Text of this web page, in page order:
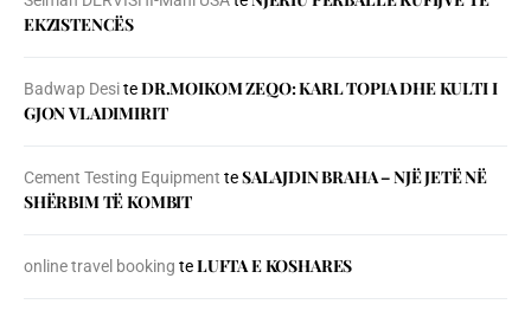
EKZISTENCЁS
Badwap DesiteDR.MOIKOM ZEQO: KARL TOPIA DHE KULTI I
GJON VLADIMIRIT
Cement Testing Equipment teSALAJDIN BRAHA – NJЁ JETЁ NЁ
SHЁRBIM TЁ KOMBIT
online travel booking teLUFTA E KOSHARES